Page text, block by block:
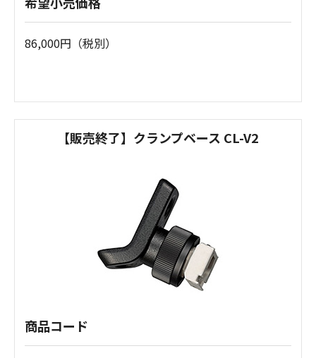
86,000円（税別）
【販売終了】クランプベース CL-V2
商品コード